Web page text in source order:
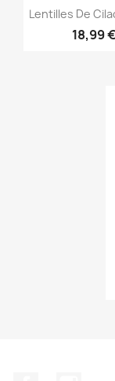
Aperçu
Lentilles De
18,99 €